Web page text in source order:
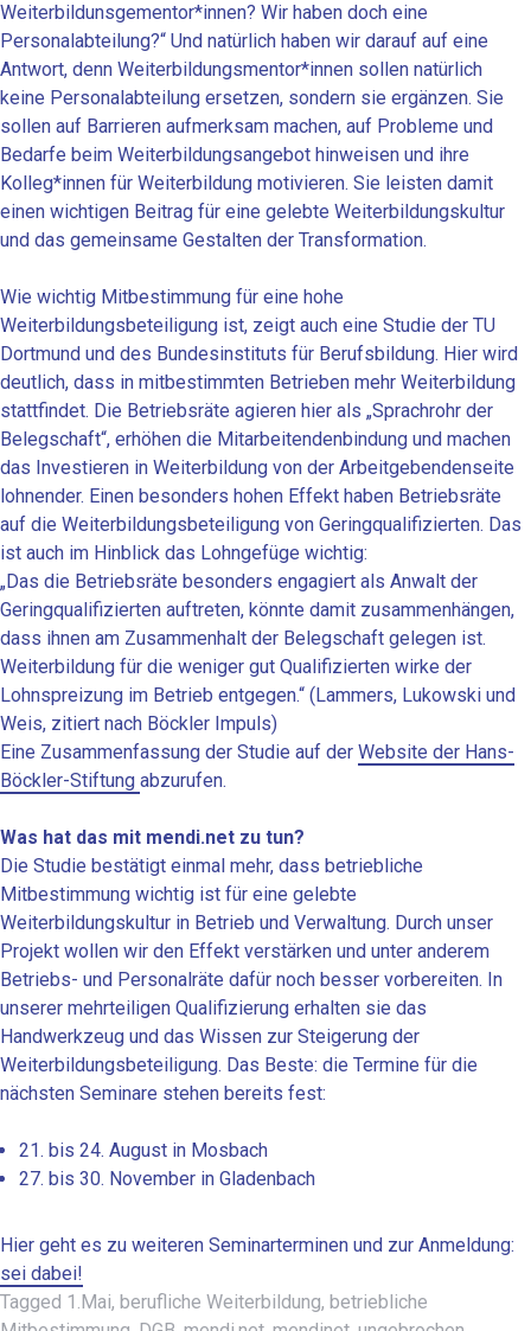
Weiterbildunsgementor*innen? Wir haben doch eine
Personalabteilung?“ Und natürlich haben wir darauf auf eine
Antwort, denn Weiterbildungsmentor*innen sollen natürlich
keine Personalabteilung ersetzen, sondern sie ergänzen. Sie
sollen auf Barrieren aufmerksam machen, auf Probleme und
Bedarfe beim Weiterbildungsangebot hinweisen und ihre
Kolleg*innen für Weiterbildung motivieren. Sie leisten damit
einen wichtigen Beitrag für eine gelebte Weiterbildungskultur
und das gemeinsame Gestalten der Transformation.
Wie wichtig Mitbestimmung für eine hohe
Weiterbildungsbeteiligung ist, zeigt auch eine Studie der TU
Dortmund und des Bundesinstituts für Berufsbildung. Hier wird
deutlich, dass in mitbestimmten Betrieben mehr Weiterbildung
stattfindet. Die Betriebsräte agieren hier als „Sprachrohr der
Belegschaft“, erhöhen die Mitarbeitendenbindung und machen
das Investieren in Weiterbildung von der Arbeitgebendenseite
lohnender. Einen besonders hohen Effekt haben Betriebsräte
auf die Weiterbildungsbeteiligung von Geringqualifizierten. Das
ist auch im Hinblick das Lohngefüge wichtig:
„Das die Betriebsräte besonders engagiert als Anwalt der
Geringqualifizierten auftreten, könnte damit zusammenhängen,
dass ihnen am Zusammenhalt der Belegschaft gelegen ist.
Weiterbildung für die weniger gut Qualifizierten wirke der
Lohnspreizung im Betrieb entgegen.“ (Lammers, Lukowski und
Weis, zitiert nach Böckler Impuls)
Eine Zusammenfassung der Studie auf der Website der Hans-
Böckler-Stiftung abzurufen.
Was hat das mit mendi.net zu tun?
Die Studie bestätigt einmal mehr, dass betriebliche
Mitbestimmung wichtig ist für eine gelebte
Weiterbildungskultur in Betrieb und Verwaltung. Durch unser
Projekt wollen wir den Effekt verstärken und unter anderem
Betriebs- und Personalräte dafür noch besser vorbereiten. In
unserer mehrteiligen Qualifizierung erhalten sie das
Handwerkzeug und das Wissen zur Steigerung der
Weiterbildungsbeteiligung. Das Beste: die Termine für die
nächsten Seminare stehen bereits fest:
21. bis 24. August in Mosbach
27. bis 30. November in Gladenbach
Hier geht es zu weiteren Seminarterminen und zur Anmeldung:
sei dabei!
Tagged 1.Mai, berufliche Weiterbildung, betriebliche